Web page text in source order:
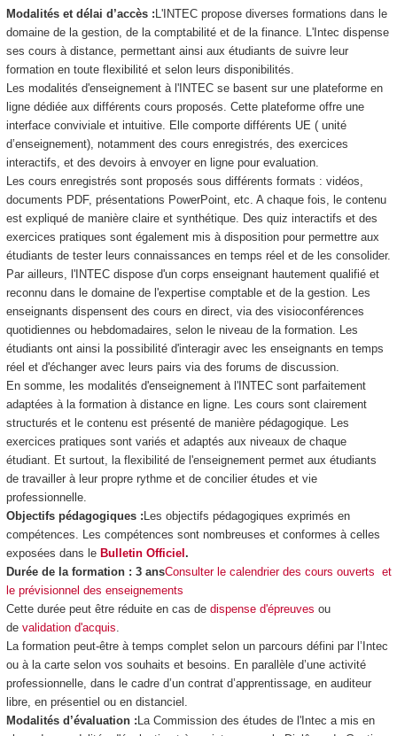
Modalités et délai d’accès : L'INTEC propose diverses formations dans le
domaine de la gestion, de la comptabilité et de la finance. L'Intec dispense
ses cours à distance, permettant ainsi aux étudiants de suivre leur
formation en toute flexibilité et selon leurs disponibilités.
Les modalités d'enseignement à l'INTEC se basent sur une plateforme en
ligne dédiée aux différents cours proposés. Cette plateforme offre une
interface conviviale et intuitive. Elle comporte différents UE ( unité
d’enseignement), notamment des cours enregistrés, des exercices
interactifs, et des devoirs à envoyer en ligne pour evaluation.
Les cours enregistrés sont proposés sous différents formats : vidéos,
documents PDF, présentations PowerPoint, etc. A chaque fois, le contenu
est expliqué de manière claire et synthétique. Des quiz interactifs et des
exercices pratiques sont également mis à disposition pour permettre aux
étudiants de tester leurs connaissances en temps réel et de les consolider.
Par ailleurs, l'INTEC dispose d'un corps enseignant hautement qualifié et
reconnu dans le domaine de l'expertise comptable et de la gestion. Les
enseignants dispensent des cours en direct, via des visioconférences
quotidiennes ou hebdomadaires, selon le niveau de la formation. Les
étudiants ont ainsi la possibilité d'interagir avec les enseignants en temps
réel et d'échanger avec leurs pairs via des forums de discussion.
En somme, les modalités d'enseignement à l'INTEC sont parfaitement
adaptées à la formation à distance en ligne. Les cours sont clairement
structurés et le contenu est présenté de manière pédagogique. Les
exercices pratiques sont variés et adaptés aux niveaux de chaque
étudiant. Et surtout, la flexibilité de l'enseignement permet aux étudiants
de travailler à leur propre rythme et de concilier études et vie
professionnelle.
Objectifs pédagogiques : Les objectifs pédagogiques exprimés en
compétences. Les compétences sont nombreuses et conformes à celles
exposées dans le Bulletin Officiel .
Durée de la formation : 3 ansConsulter le calendrier des cours ouverts et
le prévisionnel des enseignements
Cette durée peut être réduite en cas de dispense d'épreuves ou
de validation d'acquis.
La formation peut-être à temps complet selon un parcours défini par l’Intec
ou à la carte selon vos souhaits et besoins. En parallèle d’une activité
professionnelle, dans le cadre d’un contrat d’apprentissage, en auditeur
libre, en présentiel ou en distanciel.
Modalités d’évaluation : La Commission des études de l'Intec a mis en